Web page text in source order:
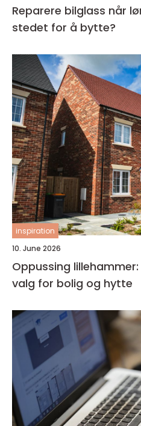
Reparere bilglass når lønner det seg å fikse i
stedet for å bytte?
inspiration
10. June 2026
Oppussing
valg for bolig og hytte